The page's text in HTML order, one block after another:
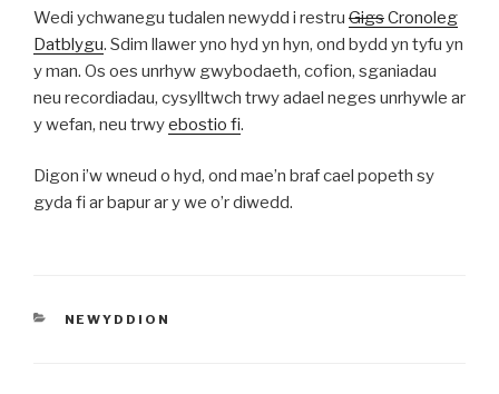
Wedi ychwanegu tudalen newydd i restru GigsCronoleg
Datblygu. Sdim llawer yno hyd yn hyn, ond bydd yn tyfu yn
y man. Os oes unrhyw gwybodaeth, cofion, sganiadau
neu recordiadau, cysylltwch trwy adael neges unrhywle ar
y wefan, neu trwyebostio fi.
Digon i’w wneud o hyd, ond mae’n braf cael popeth sy
gyda fi ar bapur ar y we o’r diwedd.
CATEGORÏAU
NEWYDDION